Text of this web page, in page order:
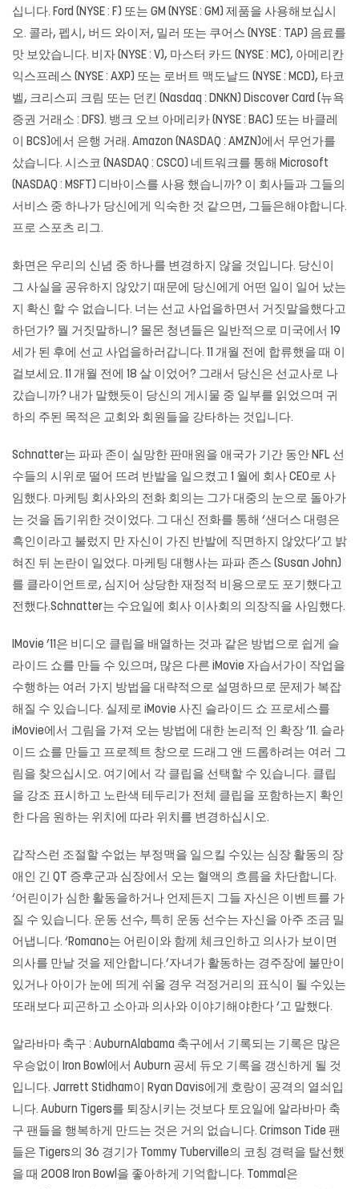
십니다. Ford (NYSE : F) 또는 GM (NYSE : GM) 제품을 사용해보십시
오. 콜라, 펩시, 버드 와이저, 밀러 또는 쿠어스 (NYSE : TAP) 음료를
맛 보았습니다. 비자 (NYSE : V), 마스터 카드 (NYSE : MC), 아메리칸
익스프레스 (NYSE : AXP) 또는 로버트 맥도날드 (NYSE : MCD), 타코
벨, 크리스피 크림 또는 던킨 (Nasdaq : DNKN) Discover Card (뉴욕
증권 거래소 : DFS). 뱅크 오브 아메리카 (NYSE : BAC) 또는 바클레
이 BCS)에서 은행 거래. Amazon (NASDAQ : AMZN)에서 무언가를
샀습니다. 시스코 (NASDAQ : CSCO) 네트워크를 통해 Microsoft
(NASDAQ : MSFT) 디바이스를 사용 했습니까? 이 회사들과 그들의
서비스 중 하나가 당신에게 익숙한 것 같으면, 그들은해야합니다.
프로 스포츠 리그.
화면은 우리의 신념 중 하나를 변경하지 않을 것입니다. 당신이
그 사실을 공유하지 않았기 때문에 당신에게 어떤 일이 일어 났는
지 확신 할 수 없습니다. 너는 선교 사업을하면서 거짓말을했다고
하던가? 뭘 거짓말하니? 몰몬 청년들은 일반적으로 미국에서 19
세가 된 후에 선교 사업을하러갑니다. 11 개월 전에 합류했을 때 이
걸보세요. 11 개월 전에 18 살 이었어? 그래서 당신은 선교사로 나
갔습니까? 내가 말했듯이 당신의 게시물 중 일부를 읽었으며 귀
하의 주된 목적은 교회와 회원들을 강타하는 것입니다.
Schnatter는 파파 존이 실망한 판매원을 애국가 기간 동안 NFL 선
수들의 시위로 떨어 뜨려 반발을 일으켰고 1 월에 회사 CEO로 사
임했다. 마케팅 회사와의 전화 회의는 그가 대중의 눈으로 돌아가
는 것을 돕기위한 것이었다. 그 대신 전화를 통해 ‘샌더스 대령은
흑인이라고 불렀지 만 자신이 가진 반발에 직면하지 않았다’고 밝
혀진 뒤 논란이 일었다. 마케팅 대행사는 파파 존스 (Susan John)
를 클라이언트로, 심지어 상당한 재정적 비용으로도 포기했다고
전했다.Schnatter는 수요일에 회사 이사회의 의장직을 사임했다.
IMovie ’11은 비디오 클립을 배열하는 것과 같은 방법으로 쉽게 슬
라이드 쇼를 만들 수 있으며, 많은 다른 iMovie 자습서가이 작업을
수행하는 여러 가지 방법을 대략적으로 설명하므로 문제가 복잡
해질 수 있습니다. 실제로 iMovie 사진 슬라이드 쇼 프로세스를
iMovie에서 그림을 가져 오는 방법에 대한 논리적 인 확장 ’11. 슬라
이드 쇼를 만들고 프로젝트 창으로 드래그 앤 드롭하려는 여러 그
림을 찾으십시오. 여기에서 각 클립을 선택할 수 있습니다. 클립
을 강조 표시하고 노란색 테두리가 전체 클립을 포함하는지 확인
한 다음 원하는 위치에 따라 위치를 변경하십시오.
갑작스런 조절할 수없는 부정맥을 일으킬 수있는 심장 활동의 장
애인 긴 QT 증후군과 심장에서 오는 혈액의 흐름을 차단합니다.
‘어린이가 심한 활동을하거나 언제든지 그들 자신은 이벤트를 가
질 수 있습니다. 운동 선수, 특히 운동 선수는 자신을 아주 조금 밀
어냅니다. ‘Romano는 어린이와 함께 체크인하고 의사가 보이면
의사를 만날 것을 제안합니다.’자녀가 활동하는 경주장에 불만이
있거나 아이가 눈에 띄게 쉬울 경우 걱정거리의 표식이 될 수있는
또래보다 피곤하고 소아과 의사와 이야기해야한다 ‘고 말했다.
알라바마 축구 : AuburnAlabama 축구에서 기록되는 기록은 많은
우승없이 Iron Bowl에서 Auburn 공세 듀오 기록을 갱신하게 될 것
입니다. Jarrett Stidham이 Ryan Davis에게 호랑이 공격의 열쇠입
니다. Auburn Tigers를 퇴장시키는 것보다 토요일에 알라바마 축
구 팬들을 행복하게 만드는 것은 거의 없습니다. Crimson Tide 팬
들은 Tigers의 36 경기가 Tommy Tuberville의 코칭 경력을 탈선했
을 때 2008 Iron Bowl을 좋아하게 기억합니다. Tommal은